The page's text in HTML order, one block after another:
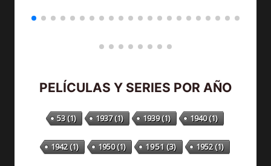
PELÍCULAS Y SERIES POR AÑO
53(1) 1937(1) 1939(1) 1940(1)
1942(1) 1950(1) 1951 (3) 1952(1)